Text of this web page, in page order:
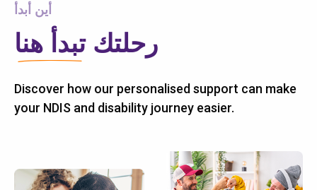
أين أبدأ
رحلتكتبدأ هنا
Discover how our personalised support can make
your NDIS and disability journey easier.